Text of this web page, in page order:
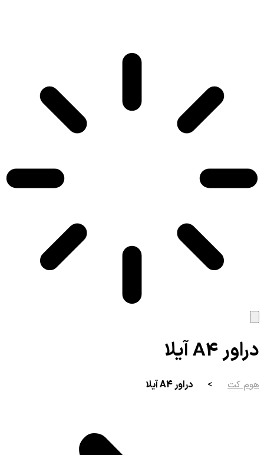
دراور A4 آیلا
هوم کت > دراور A4 آیلا